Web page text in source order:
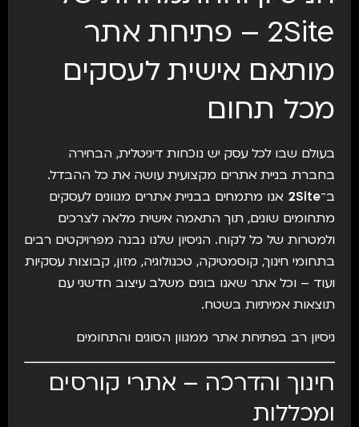
2Site – פתיחת אתר
מותאם אישית לעסקים
מכל תחום
בעולם שבו לכל עסק יש נוכחות דיגיטלית, הבחירה
בחברת בניית אתרים מקצועית עושה את כל ההבדל.
ב־2Site אנו מתמחים בבניית אתרים מגוונים לעסקים
מתחומים שונים, תוך התאמה אישית מלאה לצרכים
ולמטרות של כל לקוח. הניסיון שלנו נבנה מפרויקטים רבים
בתחומי חינוך, קוסמטיקה, טכנולוגיה, מזון, קבוצות עסקיות
ועוד – וכל אתר שאנו בונים משלב עיצוב חדשני עם
תוצאות אמיתיות בשטח.
ניסיון רב בפתיחת אתר ממגוון הסוגים והתחומים
חינוך והדרכה – אתרי קורסים
ומכללות